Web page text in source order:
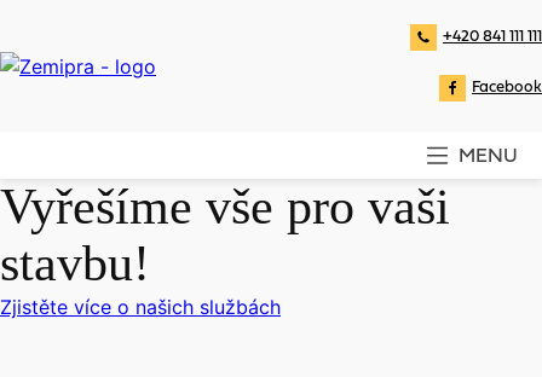
+420 841 111 111
Facebook
MENU
Vyřešíme vše pro vaši
stavbu!
Zjistěte více o našich službách